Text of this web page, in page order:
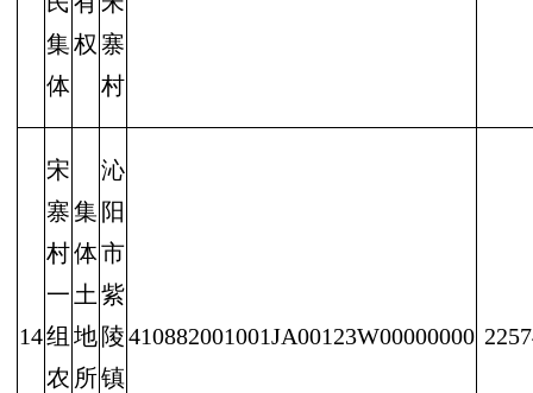
集
体
权 寨
村
14
宋
寨
村
一
组
农
集
体
土
地
所
沁
阳
市
紫
陵
镇
410882001001JA00123W00000000